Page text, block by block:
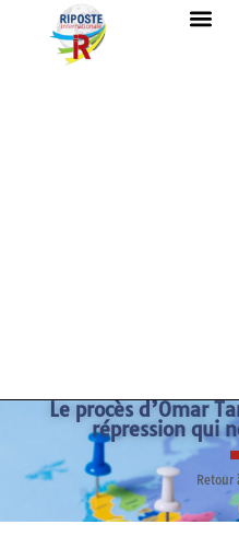
Le procès d’Omar
répression qui
Retour